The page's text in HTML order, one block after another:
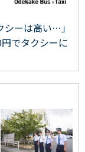
シーは高い…」
でタクシーに